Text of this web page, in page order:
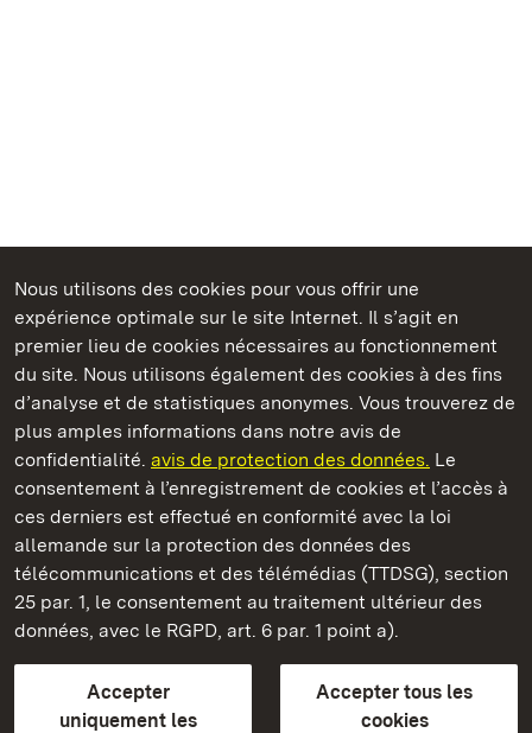
Nous utilisons des cookies pour vous offrir une
expérience optimale sur le site Internet. Il s’agit en
premier lieu de cookies nécessaires au fonctionnement
du site. Nous utilisons également des cookies à des fins
d’analyse et de statistiques anonymes. Vous trouverez de
plus amples informations dans notre avis de
confidentialité. avis de protection des données. Le
consentement à l’enregistrement de cookies et l’accès à
ces derniers est effectué en conformité avec la loi
allemande sur la protection des données des
télécommunications et des télémédias (TTDSG), section
25 par. 1, le consentement au traitement ultérieur des
données, avec le RGPD, art. 6 par. 1 point a).
Accepter
uniquement les
Accepter tous les
cookies
Châteaux et jardins publics du Bade-Wurtemberg
Château résidentiel de Ludwigsburg
Châteaux et jardins publics du Bade-Wurtemberg
Contact et informationsFAQ et réponsesMentions légales
Protection des données
Explications sur l’accessibilité
BITV-konform (geprüfte Seiten)
plus loin